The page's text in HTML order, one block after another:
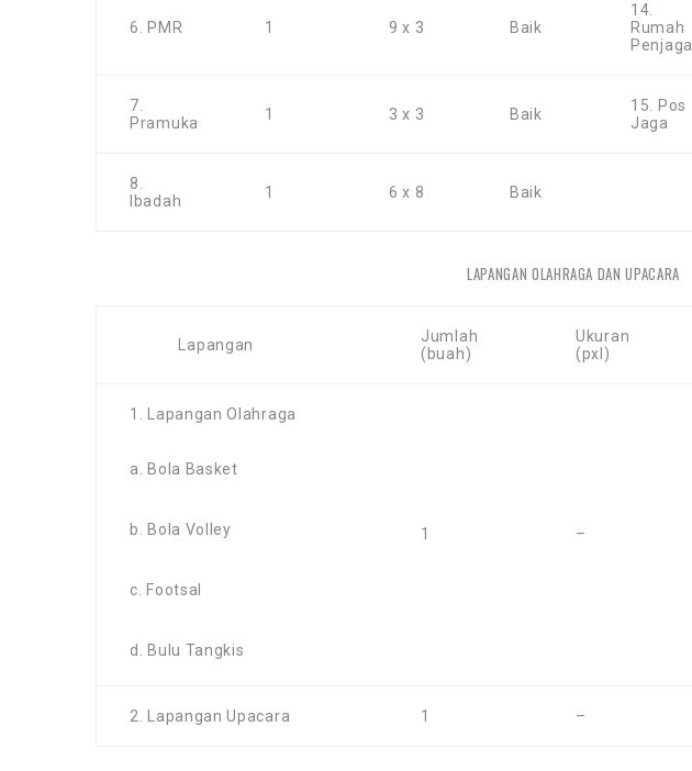
6. PMR 1 9 x 3 Baik
14.
Rumah
Penjaga
7.
Pramuka
1 3 x 3 Baik
15. Pos
Jaga
8.
Ibadah
1 6 x 8 Baik
LAPANGAN OLAHRAGA DAN UPACARA
Lapangan
Jumlah
(buah)
Ukuran
(pxl)
1. Lapangan Olahraga
a. Bola Basket
b. Bola Volley
c. Footsal
d. Bulu Tangkis
1 –
2. Lapangan Upacara 1 –